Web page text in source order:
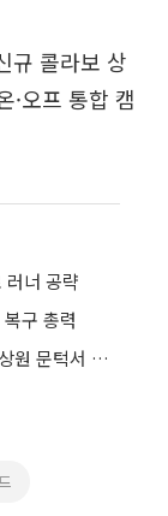
규 콜라보 상
·오프 통합 캠
러너 공략
구 총력
美 클래리티 법안 연내 통과 가능성 13%…상원 문턱서 제동